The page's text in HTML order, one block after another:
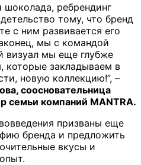
шоколада, ребрендинг
тому, что бренд
с ним развивается его
мы с командой
визуал мы еще глубже
закладываем в
новую коллекцию!”, –
соосновательница
семьи компаний MANTRA.
призваны еще
бренда и предложить
вкусы и